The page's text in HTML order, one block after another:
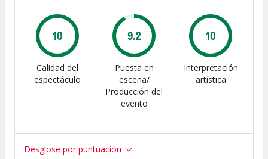
10
Calidad del
espectáculo
9.2
Puesta en
escena/
Producción del
evento
10
Interpretación
artística
Desglose por puntuación